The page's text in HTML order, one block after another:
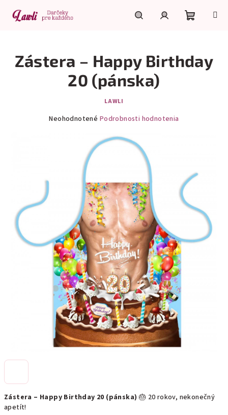
obsah
košík
Zástera – Happy Birthday 20 (pánska) 🎂 20 rokov, nekonečný
apetít!
Zástera – Happy Birthday
20 (pánska)
LAWLI
Neohodnotené Podrobnosti hodnotenia